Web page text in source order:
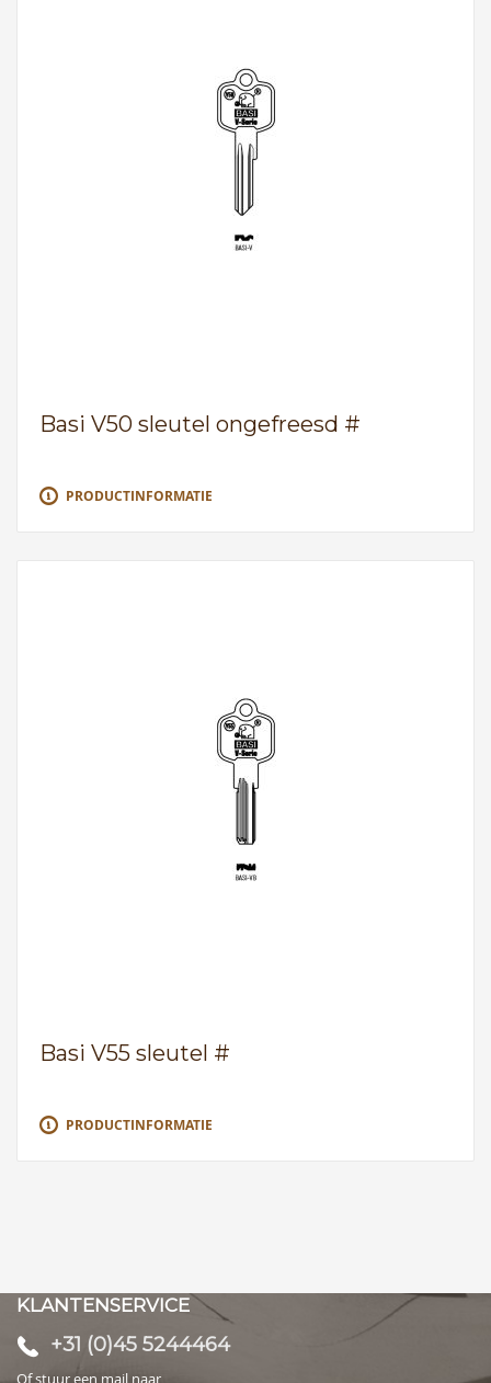
Basi V50 sleutel ongefreesd #
PRODUCTINFORMATIE
Basi V55 sleutel #
PRODUCTINFORMATIE
KLANTENSERVICE
+31 (0)45 5244464
Of stuur een mail naar